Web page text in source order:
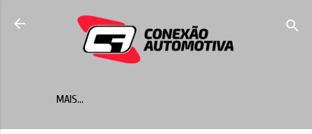
Pular para o conteúdo principal
MAIS…